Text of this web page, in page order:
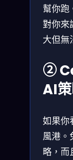
幫你跑
對你來
大但無
②
AI
如果
風港。
略，